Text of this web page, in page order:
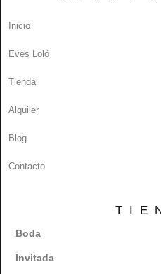
Inicio
Eves Loló
Tienda
Alquiler
Blog
Contacto
Boda
Invitada